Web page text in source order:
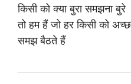
किसी को क्या बुरा समझना बुरे
तो हम हैं जो हर किसी को
समझ बैठते हैं